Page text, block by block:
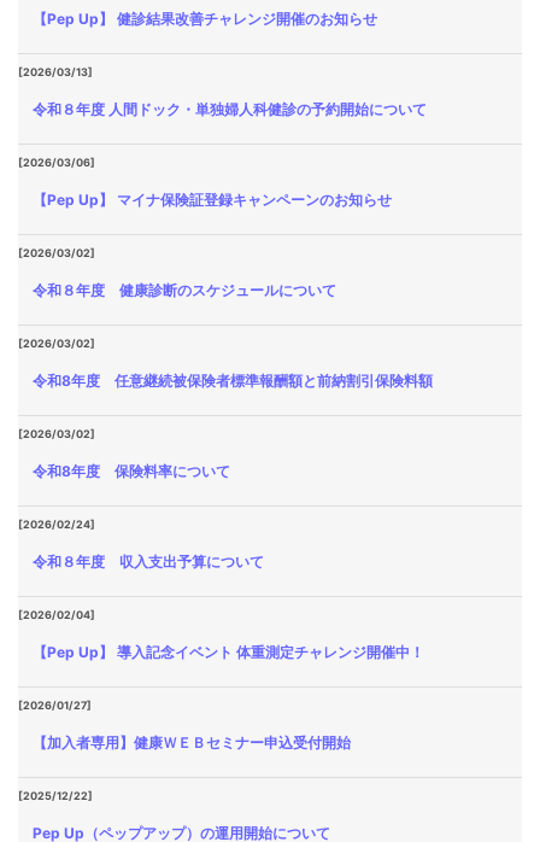
【Pep Up】 健診結果改善チャレンジ開催のお知らせ
[2026/03/13]
令和８年度 人間ドック・単独婦人科健診の予約開始について
[2026/03/06]
【Pep Up】 マイナ保険証登録キャンペーンのお知らせ
[2026/03/02]
令和８年度 健康診断のスケジュールについて
[2026/03/02]
令和8年度 任意継続被保険者標準報酬額と前納割引保険料額
[2026/03/02]
令和8年度 保険料率について
[2026/02/24]
令和８年度 収入支出予算について
[2026/02/04]
【Pep Up】 導入記念イベント 体重測定チャレンジ開催中！
[2026/01/27]
【加入者専用】健康ＷＥＢセミナー申込受付開始
[2025/12/22]
Pep Up（ペップアップ）の運用開始について